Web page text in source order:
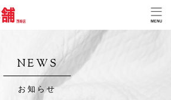
NEWS
お知らせ